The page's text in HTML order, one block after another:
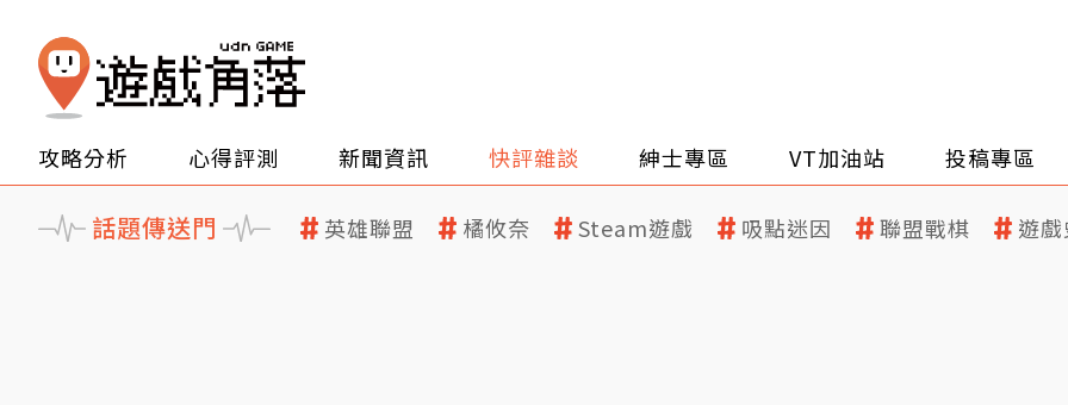
攻略分析 心得評測 新聞資訊 快評雜談 紳士專區 VT加油站 投稿專區
話題傳送門 英雄聯盟 橘攸奈 Steam遊戲 吸點迷因 聯盟戰棋 遊